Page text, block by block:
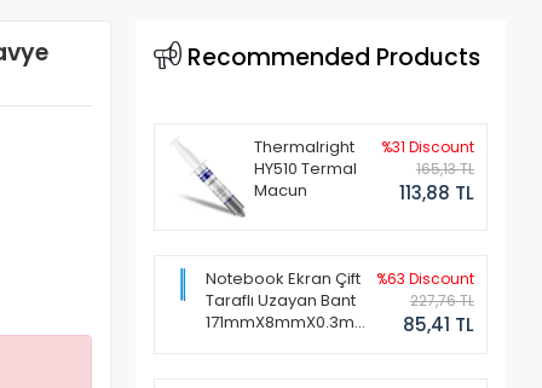
Recommended Products
Thermalright
HY510 Termal
Macun
%31 Discount
165,13 TL
113,88 TL
Notebook Ekran Çift
Taraflı Uzayan Bant
171mmX8mmX0.3mm
%63 Discount
227,76 TL
85,41 TL